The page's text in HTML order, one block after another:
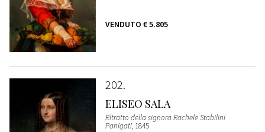
VENDUTO € 5.805
202
ELISEO SALA
Ritratto della signora Rachele Stabilini
Panigati, 1845